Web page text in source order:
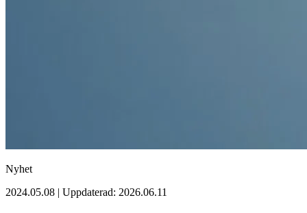
Nyhet
2024.05.08 | Uppdaterad: 2026.06.11